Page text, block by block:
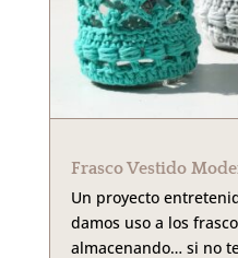
Frasco Vestido
Un proyecto
damos uso a los
almacenando… si no